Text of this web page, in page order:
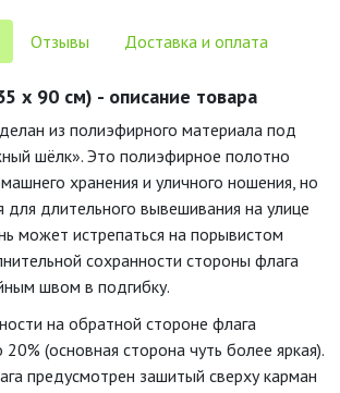
Отзывы Доставка и оплата
х 90 см) - описание товара
из полиэфирного материала под
шёлк». Это полиэфирное полотно
хранения и уличного ношения, но
для длительного вывешивания на улице
может истрепаться на порывистом
сохранности стороны флага
швом в подгибку.
на обратной стороне флага
(основная сторона чуть более яркая).
предусмотрен зашитый сверху карман